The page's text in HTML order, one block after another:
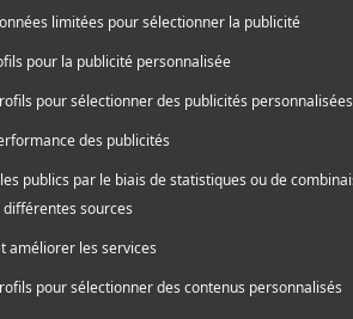
FEQ
Dufour,
les